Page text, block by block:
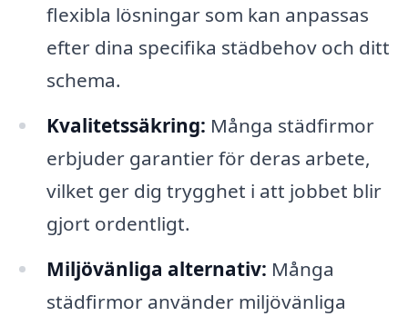
flexibla lösningar som kan anpassas
efter dina specifika städbehov och ditt
schema.
Kvalitetssäkring: Många städfirmor
erbjuder garantier för deras arbete,
vilket ger dig trygghet i att jobbet blir
gjort ordentligt.
Miljövänliga alternativ: Många
städfirmor använder miljövänliga